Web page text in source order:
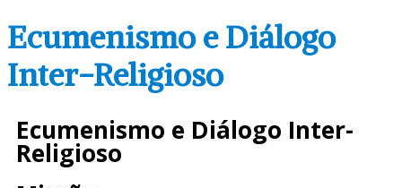
Ecumenismo e Diálogo
Inter-Religioso
Ecumenismo e Diálogo Inter-
Religioso